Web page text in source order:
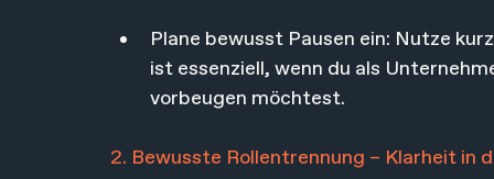
Plane bewusst Pausen ein: Nutze
ist essenziell, wenn du als
vorbeugen möchtest.
2. Bewusste Rollentrennung – Klarheit in